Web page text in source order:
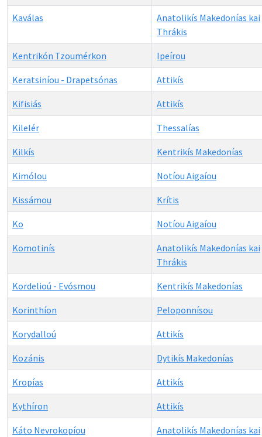
Kaválas
Anatolikís Makedonías kai
Thrákis
Kentrikón Tzoumérkon Ipeírou
Keratsiníou - Drapetsónas Attikís
Kifisiás Attikís
Kilelér Thessalías
Kilkís Kentrikís Makedonías
Kimólou Notíou Aigaíou
Kissámou Krítis
Ko Notíou Aigaíou
Komotinís
Anatolikís Makedonías kai
Thrákis
Kordelioú - Evósmou Kentrikís Makedonías
Korinthíon Peloponnísou
Korydalloú Attikís
Kozánis Dytikís Makedonías
Kropías Attikís
Kythíron Attikís
Káto Nevrokopíou
Anatolikís Makedonías kai